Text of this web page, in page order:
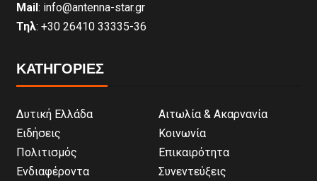
Mail: info@antenna-star.gr
Τηλ: +30 26410 33335-36
ΚΑΤΗΓΟΡΙΕΣ
Δυτική Ελλάδα
Αιτωλία & Ακαρνανία
Ειδήσεις
Κοινωνία
Πολιτισμός
Επικαιρότητα
Ενδιαφέροντα
Συνεντεύξεις